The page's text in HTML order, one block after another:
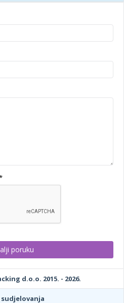
d.o.o. 2015. - 2026.
sudjelovanja